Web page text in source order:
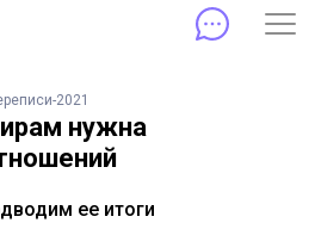
2021
нужна
ее итоги